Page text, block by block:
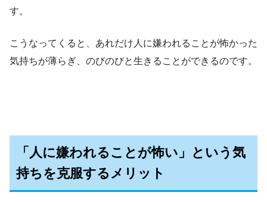
す。
こうなってくると、あれだけ人に嫌われることが怖かった
気持ちが薄らぎ、のびのびと生きることができるのです。
「人に嫌われることが怖い」という気
持ちを克服するメリット